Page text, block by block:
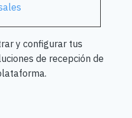
y configurar tus
de recepción de